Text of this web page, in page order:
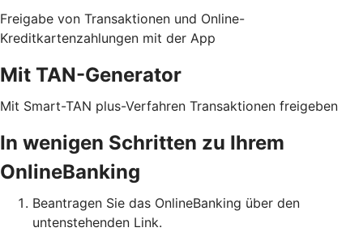
Freigabe von Transaktionen und Online-
Kreditkartenzahlungen mit der App
Mit TAN-Generator
Mit Smart-TAN plus-Verfahren Transaktionen freigeben
In wenigen Schritten zu Ihrem
OnlineBanking
Beantragen Sie das OnlineBanking über den
untenstehenden Link.